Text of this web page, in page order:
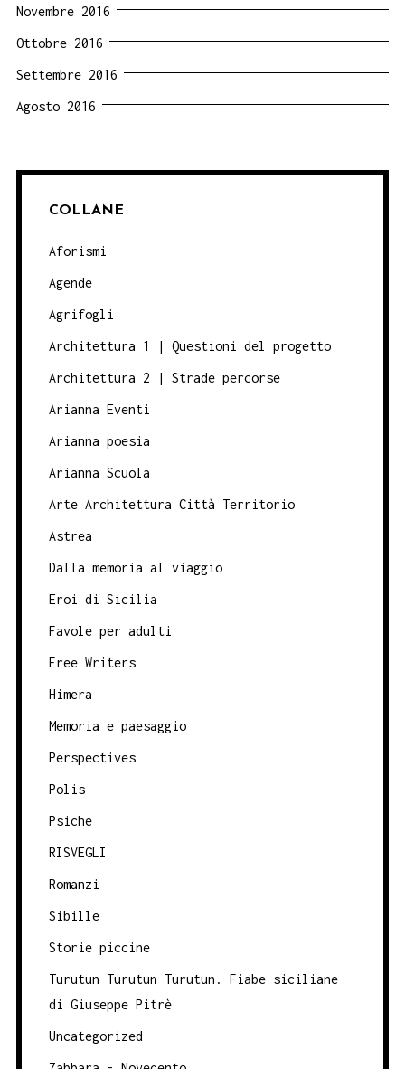
Novembre 2016
Ottobre 2016
Settembre 2016
Agosto 2016
COLLANE
Aforismi
Agende
Agrifogli
Architettura 1 | Questioni del progetto
Architettura 2 | Strade percorse
Arianna Eventi
Arianna poesia
Arianna Scuola
Arte Architettura Città Territorio
Astrea
Dalla memoria al viaggio
Eroi di Sicilia
Favole per adulti
Free Writers
Himera
Memoria e paesaggio
Perspectives
Polis
Psiche
RISVEGLI
Romanzi
Sibille
Storie piccine
Turutun Turutun Turutun. Fiabe siciliane
di Giuseppe Pitrè
Uncategorized